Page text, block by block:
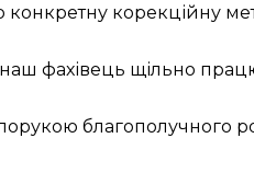
конкретну корекційну
наш фахівець щільно
благополучного